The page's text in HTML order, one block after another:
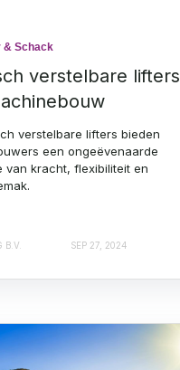
& Schack
verstelbare lifters
verstelbare lifters bieden
een ongeëvenaarde
van kracht, flexibiliteit en
B.V. SEP 27, 2024